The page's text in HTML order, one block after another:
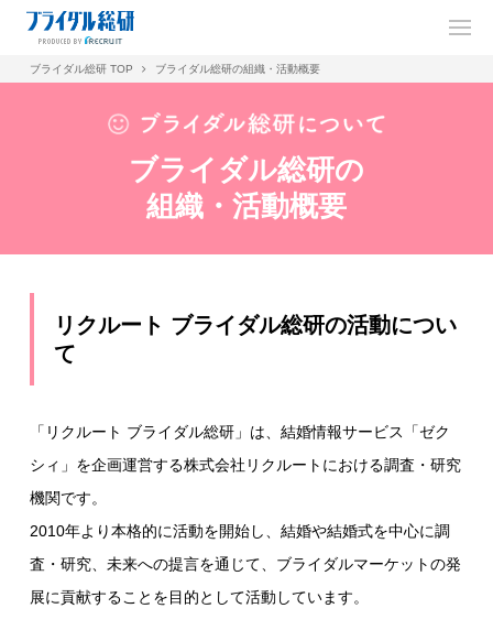
ブライダル総研 TOP ブライダル総研の組織・活動概要
ブライダル総研の
組織・活動概要
リクルート ブライダル総研の活動につい
て
「リクルート ブライダル総研」は、結婚情報サービス「ゼク
シィ」を企画運営する株式会社リクルートにおける調査・研究
機関です。
2010年より本格的に活動を開始し、結婚や結婚式を中心に調
査・研究、未来への提言を通じて、ブライダルマーケットの発
展に貢献することを目的として活動しています。